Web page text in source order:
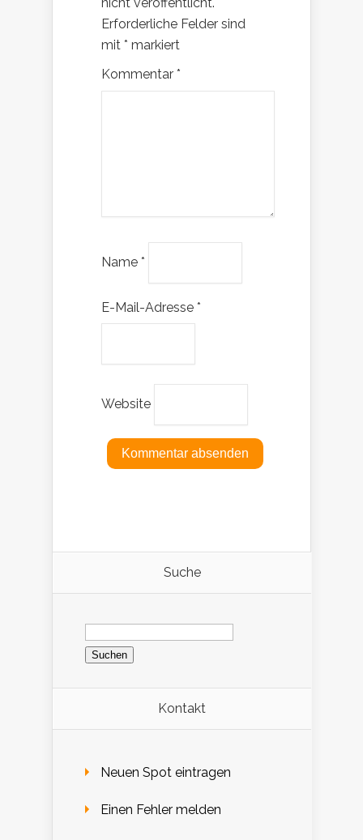
Erforderliche Felder sind
mit * markiert
Kommentar *
Name *
E-Mail-Adresse *
Website
Suche
Suchen
nach:
Kontakt
Neuen Spot eintragen
Einen Fehler melden